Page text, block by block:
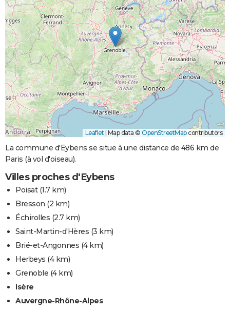
Leaflet Map data © OpenStreetMapcontributors
La commune d'Eybens se situe à une distance de 486 km de
Paris (à vol d'oiseau).
Villes proches d'Eybens
Poisat(1.7 km)
Bresson (2 km)
Échirolles (2.7 km)
Saint-Martin-d'Hères (3 km)
Brié-et-Angonnes (4 km)
Herbeys (4 km)
Grenoble (4 km)
Isère
Auvergne-Rhône-Alpes